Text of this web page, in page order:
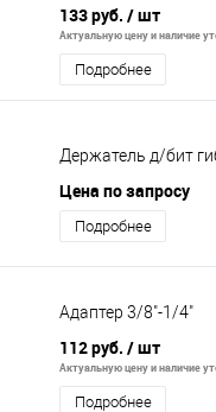
133 руб. / шт
Актуальную цену и наличие
Подробнее
Держатель д/бит
Цена по запросу
Подробнее
Адаптер 3/8"-1/4"
112 руб. / шт
Актуальную цену и наличие
Подробнее